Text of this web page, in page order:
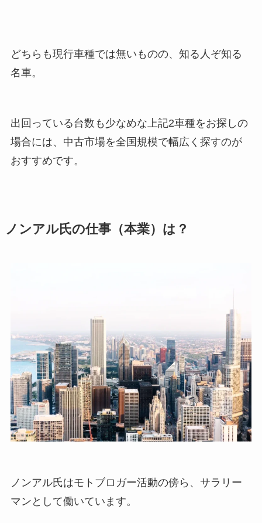
どちらも現行車種では無いものの、知る人ぞ知る
名車。
出回っている台数も少なめな上記2車種をお探しの
場合には、中古市場を全国規模で幅広く探すのが
おすすめです。
ノンアル氏の仕事（本業）は？
ノンアル氏はモトブロガー活動の傍ら、サラリー
マンとして働いています。